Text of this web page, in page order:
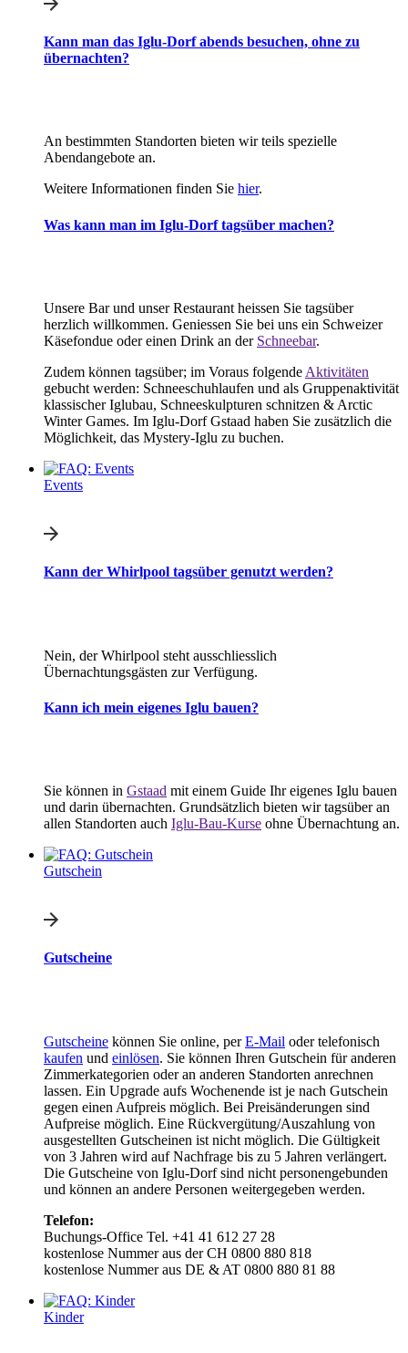
Kann man das Iglu-Dorf abends besuchen, ohne zu
übernachten?
An bestimmten Standorten bieten wir teils spezielle
Abendangebote an.
Weitere Informationen finden Sie hier.
Was kann man im Iglu-Dorf tagsüber machen?
Unsere Bar und unser Restaurant heissen Sie tagsüber
herzlich willkommen. Geniessen Sie bei uns ein Schweizer
Käsefondue oder einen Drink an der Schneebar.
Zudem können tagsüber; im Voraus folgende Aktivitäten
gebucht werden: Schneeschuhlaufen und als Gruppenaktivität
klassischer Iglubau, Schneeskulpturen schnitzen & Arctic
Winter Games. Im Iglu-Dorf Gstaad haben Sie zusätzlich die
Möglichkeit, das Mystery-Iglu zu buchen.
Events
Kann der Whirlpool tagsüber genutzt werden?
Nein, der Whirlpool steht ausschliesslich
Übernachtungsgästen zur Verfügung.
Kann ich mein eigenes Iglu bauen?
Sie können in Gstaad mit einem Guide Ihr eigenes Iglu bauen
und darin übernachten. Grundsätzlich bieten wir tagsüber an
allen Standorten auch Iglu-Bau-Kurse ohne Übernachtung an.
Gutschein
Gutscheine
Gutscheine können Sie online, perE-Mail oder telefonisch
kaufen und einlösen. Sie können Ihren Gutschein für anderen
Zimmerkategorien oder an anderen Standorten anrechnen
lassen. Ein Upgrade aufs Wochenende ist je nach Gutschein
gegen einen Aufpreis möglich. Bei Preisänderungen sind
Aufpreise möglich. Eine Rückvergütung/Auszahlung von
ausgestellten Gutscheinen ist nicht möglich. Die Gültigkeit
von 3 Jahren wird auf Nachfrage bis zu 5 Jahren verlängert.
Die Gutscheine von Iglu-Dorf sind nicht personengebunden
und können an andere Personen weitergegeben werden.
Telefon:
Buchungs-Office Tel. +41 41 612 27 28
kostenlose Nummer aus der CH 0800 880 818
kostenlose Nummer aus DE & AT 0800 880 81 88
Kinder